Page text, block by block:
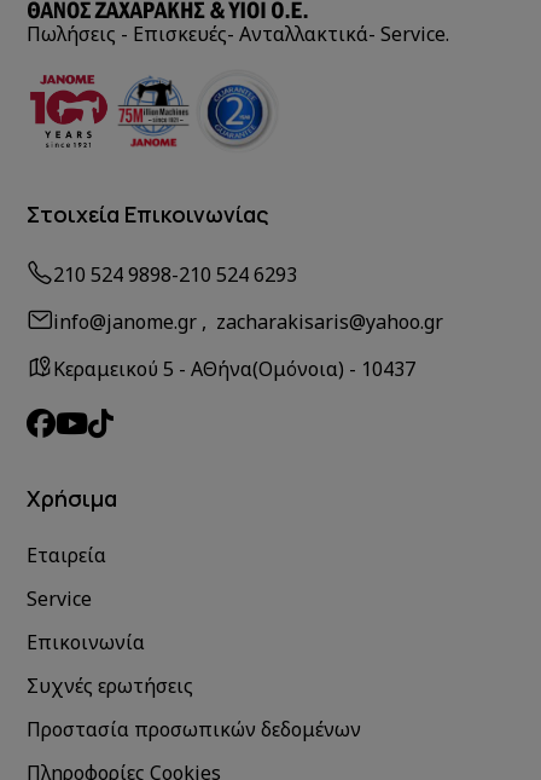
Πωλήσεις - Επισκευές- Ανταλλακτικά- Service.
Στοιχεία Επικοινωνίας
210 524 9898-210 524 6293
info@janome.gr , zacharakisaris@yahoo.gr
Κεραμεικού 5 - ΑΘήνα(Ομόνοια) - 10437
Χρήσιμα
Εταιρεία
Service
Επικοινωνία
Συχνές ερωτήσεις
Προστασία προσωπικών δεδομένων
Πληροφορίες Cookies